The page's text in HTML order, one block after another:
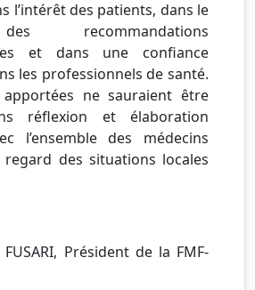
l’intérêt des patients, dans le
recommandations
et dans une confiance
les professionnels de santé.
apportées ne sauraient être
réflexion et élaboration
l’ensemble des médecins
regard des situations locales
Président de la FMF-